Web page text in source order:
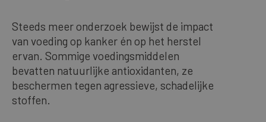
Steeds meer onderzoek bewijst de impact
van voeding op kanker én op het herstel
ervan. Sommige voedingsmiddelen
bevatten natuurlijke antioxidanten, ze
beschermen tegen agressieve, schadelijke
stoffen.
A propos de Camfida
Contact